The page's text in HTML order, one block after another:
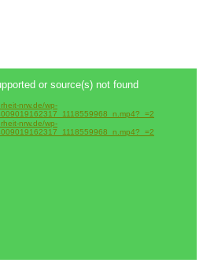
or source(s) not found
nrw.de/wp-
nrw.de/wp-